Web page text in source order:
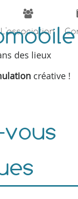
L'association
des lieux
créative !